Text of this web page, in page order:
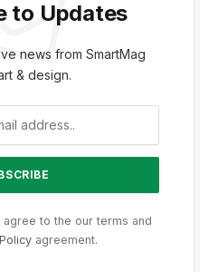
to Updates
news from SmartMag
& design.
agree to the our terms and
agreement.